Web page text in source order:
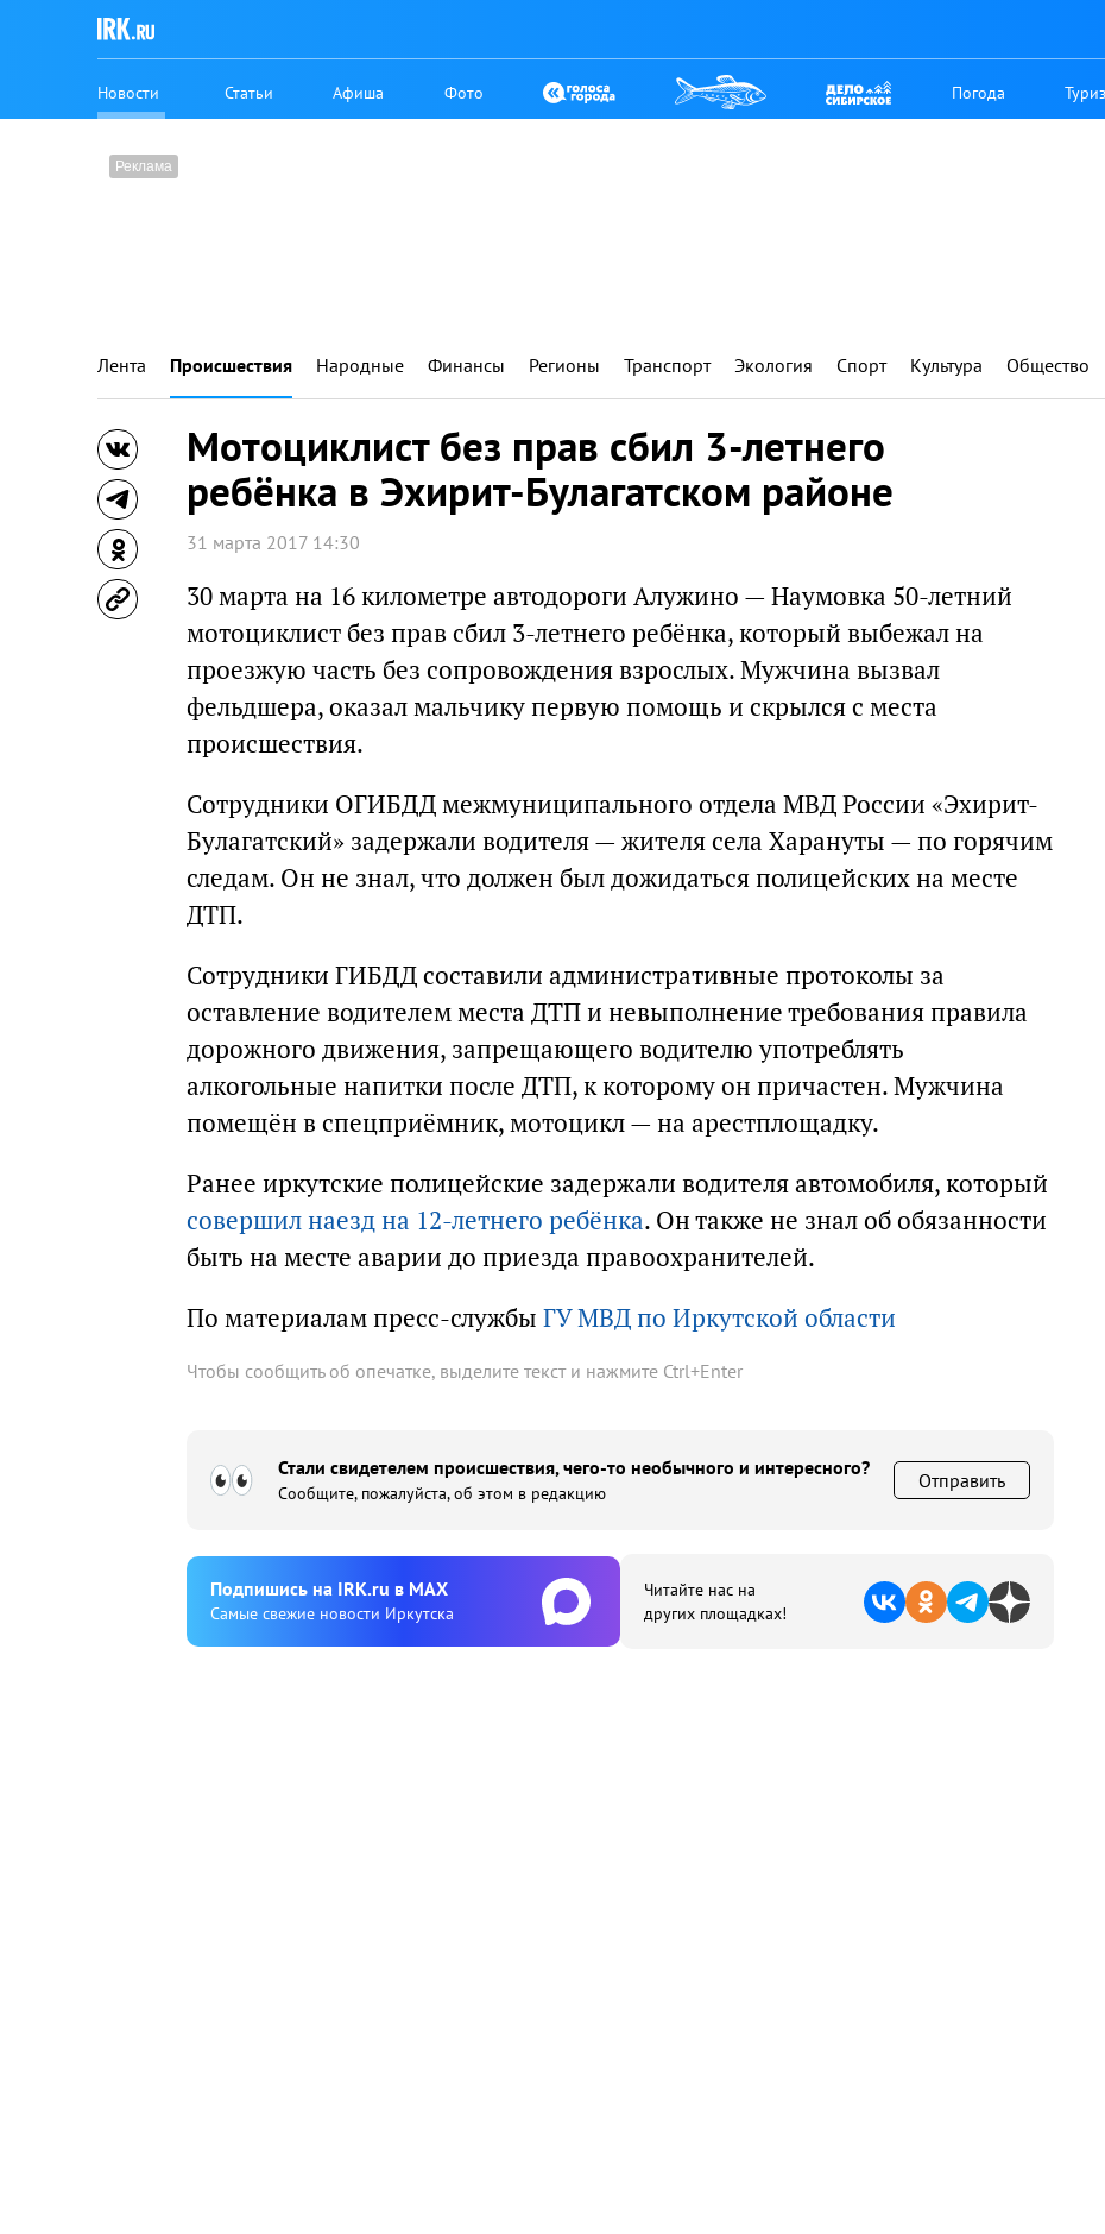
Новости Статьи Афиша Фото Погода
Лента Происшествия Народные Финансы Регионы Транспорт Экология Спорт Культура Общество
Мотоциклист без прав сбил 3-летнего
ребёнка в Эхирит-Булагатском районе
31 марта 2017 14:30
30 марта на 16 километре автодороги Алужино — Наумовка 50-летний
мотоциклист без прав сбил 3-летнего ребёнка, который выбежал на
проезжую часть без сопровождения взрослых. Мужчина вызвал
фельдшера, оказал мальчику первую помощь и скрылся с места
происшествия.
Сотрудники ОГИБДД межмуниципального отдела МВД России «Эхирит-
Булагатский» задержали водителя — жителя села Харануты — по горячим
следам. Он не знал, что должен был дожидаться полицейских на месте
ДТП.
Сотрудники ГИБДД составили административные протоколы за
оставление водителем места ДТП и невыполнение требования правила
дорожного движения, запрещающего водителю употреблять
алкогольные напитки после ДТП, к которому он причастен. Мужчина
помещён в спецприёмник, мотоцикл — на арестплощадку.
Ранее иркутские полицейские задержали водителя автомобиля, который
совершил наезд на 12-летнего ребёнка. Он также не знал об обязанности
быть на месте аварии до приезда правоохранителей.
По материалам пресс-службы ГУ МВД по Иркутской области
Чтобы сообщить об опечатке, выделите текст и нажмите Ctrl+Enter
Стали свидетелем происшествия, чего-то необычного и интересного?
Сообщите, пожалуйста, об этом в редакцию
Отправить
Подпишиcь на IRK.ru в MAX
Cамые свежие новости Иркутска
Читайте нас на
других площадках!